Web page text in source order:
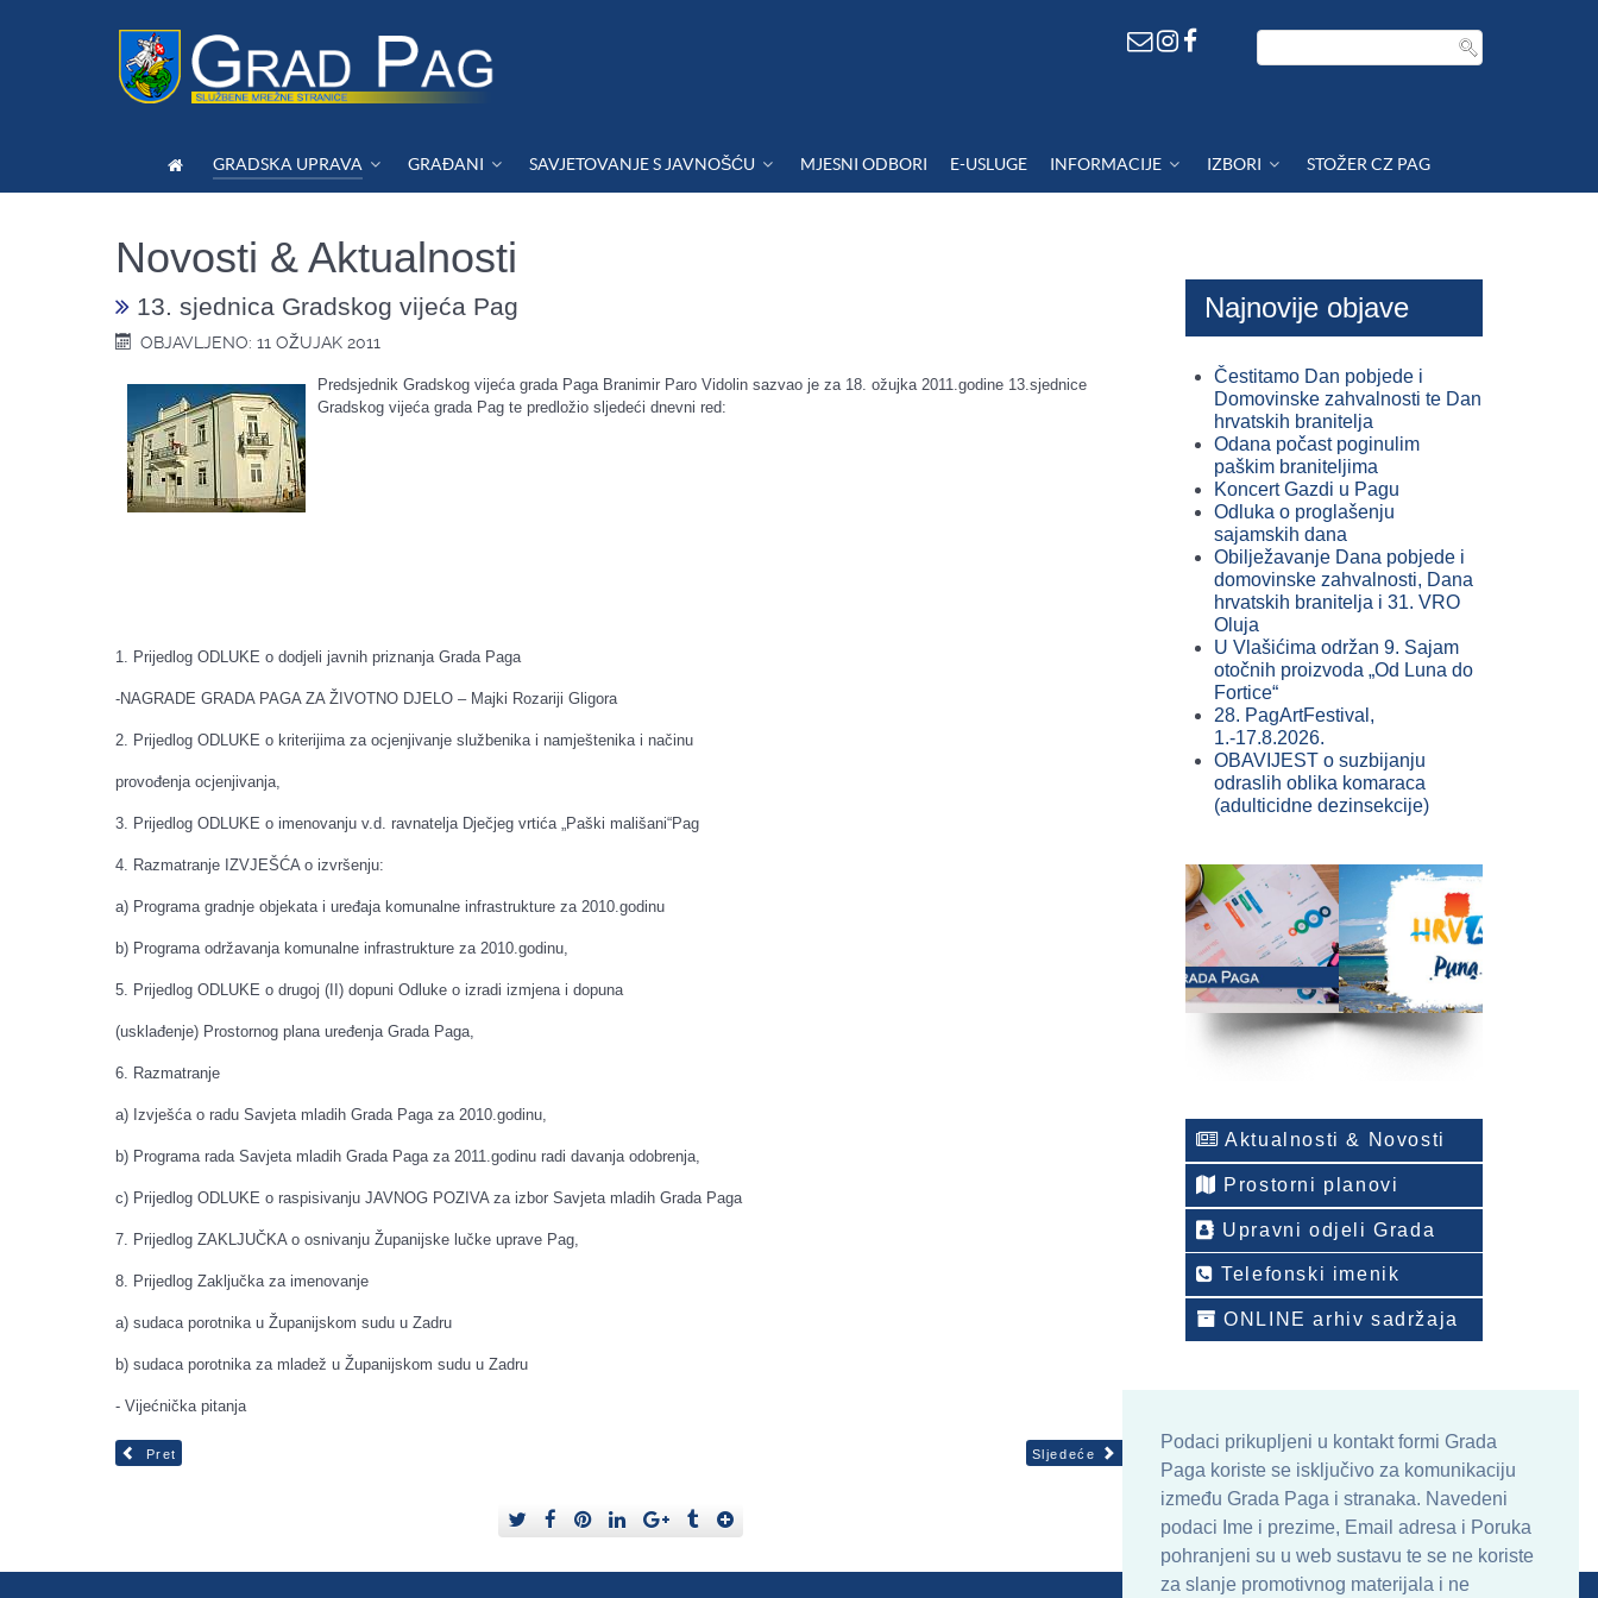
Podaci prikupljeni u kontakt formi Grada
Paga koriste se isključivo za komunikaciju
između Grada Paga i stranaka. Navedeni
podaci Ime i prezime, Email adresa i Poruka
pohranjeni su u web sustavu te se ne koriste
za slanje promotivnog materijala i ne
GRADSKA UPRAVA GRAĐANI SAVJETOVANJE S JAVNOŠĆU MJESNI ODBORI E-USLUGE INFORMACIJE IZBORI STOŽER CZ PAG
Novosti & Aktualnosti
13. sjednica Gradskog vijeća Pag
OBJAVLJENO: 11 OŽUJAK 2011
Predsjednik Gradskog vijeća grada Paga Branimir Paro Vidolin sazvao je za 18. ožujka 2011.godine 13.sjednice
Gradskog vijeća grada Pag te predložio sljedeći dnevni red:
1. Prijedlog ODLUKE o dodjeli javnih priznanja Grada Paga
-NAGRADE GRADA PAGA ZA ŽIVOTNO DJELO – Majki Rozariji Gligora
2. Prijedlog ODLUKE o kriterijima za ocjenjivanje službenika i namještenika i načinu
provođenja ocjenjivanja,
3. Prijedlog ODLUKE o imenovanju v.d. ravnatelja Dječjeg vrtića „Paški mališani“Pag
4. Razmatranje IZVJEŠĆA o izvršenju:
a) Programa gradnje objekata i uređaja komunalne infrastrukture za 2010.godinu
b) Programa održavanja komunalne infrastrukture za 2010.godinu,
5. Prijedlog ODLUKE o drugoj (II) dopuni Odluke o izradi izmjena i dopuna
(usklađenje) Prostornog plana uređenja Grada Paga,
6. Razmatranje
a) Izvješća o radu Savjeta mladih Grada Paga za 2010.godinu,
b) Programa rada Savjeta mladih Grada Paga za 2011.godinu radi davanja odobrenja,
c) Prijedlog ODLUKE o raspisivanju JAVNOG POZIVA za izbor Savjeta mladih Grada Paga
7. Prijedlog ZAKLJUČKA o osnivanju Županijske lučke uprave Pag,
8. Prijedlog Zaključka za imenovanje
a) sudaca porotnika u Županijskom sudu u Zadru
b) sudaca porotnika za mladež u Županijskom sudu u Zadru
- Vijećnička pitanja
Pret Sljedeće
Najnovije objave
Čestitamo Dan pobjede i
Domovinske zahvalnosti te Dan
hrvatskih branitelja
Odana počast poginulim
paškim braniteljima
Koncert Gazdi u Pagu
Odluka o proglašenju
sajamskih dana
Obilježavanje Dana pobjede i
domovinske zahvalnosti, Dana
hrvatskih branitelja i 31. VRO
Oluja
U Vlašićima održan 9. Sajam
otočnih proizvoda „Od Luna do
Fortice“
28. PagArtFestival,
1.-17.8.2026.
OBAVIJEST o suzbijanju
odraslih oblika komaraca
(adulticidne dezinsekcije)
Aktualnosti & Novosti
Prostorni planovi
Upravni odjeli Grada
Telefonski imenik
ONLINE arhiv sadržaja